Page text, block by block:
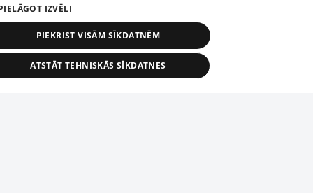
IZVĒLI
PIEKRIST VISĀM SĪKDATNĒM
ATSTĀT TEHNISKĀS SĪKDATNES